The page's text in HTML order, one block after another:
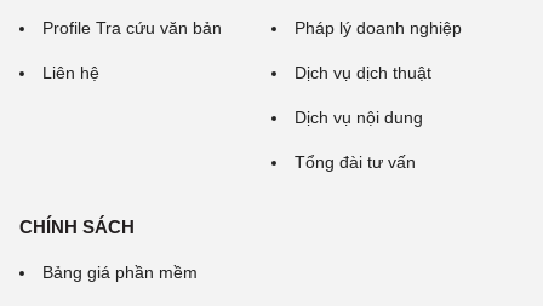
Profile Tra cứu văn bản
Liên hệ
Pháp lý doanh nghiệp
Dịch vụ dịch thuật
Dịch vụ nội dung
Tổng đài tư vấn
CHÍNH SÁCH
Bảng giá phần mềm